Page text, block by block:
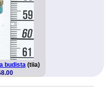
budista (tiia)